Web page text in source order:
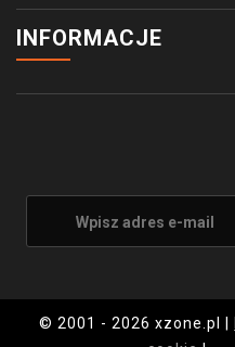
INFORMACJE
© 2001 - 2026 xzone.pl |